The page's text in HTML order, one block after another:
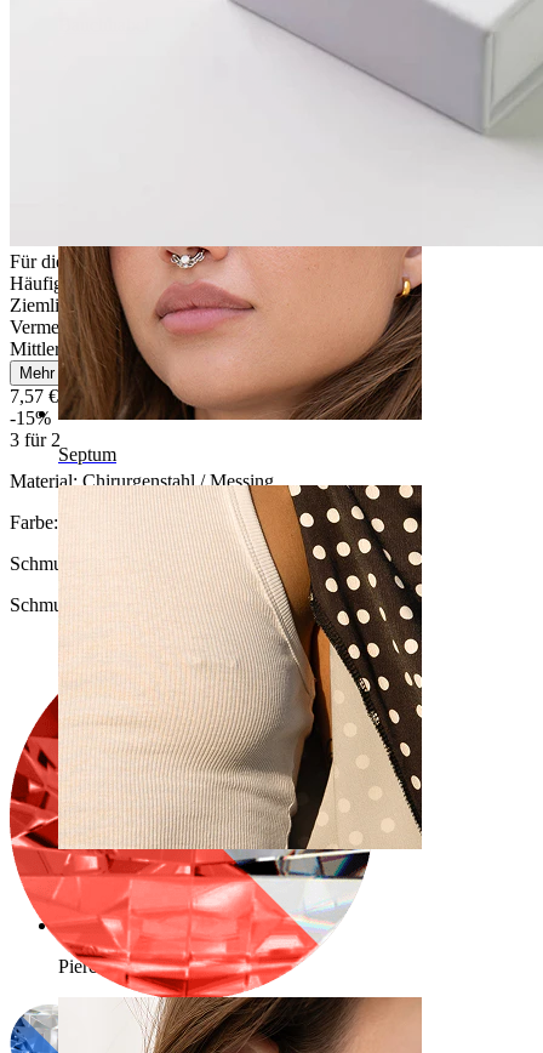
Septum
Brustwarzen
Shoppe nach Piercingart
Piercings
Für die meisten Hauttypen
Häufiges Tragen
Ziemlich leicht
Vermeide Wasserkontakt
Mittlere Haltbarkeit
Mehr lesen
7,57 € 8,90 €
-15%
3 für 2
Material:Chirurgenstahl / Messing
Farbe:
Schmucksteinfarbe:
Schmucksteinfarbe auswählen